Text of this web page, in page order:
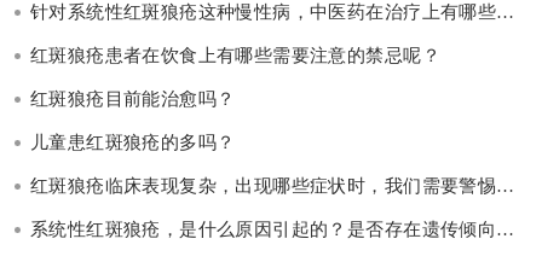
针对系统性红斑狼疮这种慢性病，中医药在治疗上有哪些独特的优势呢？
红斑狼疮患者在饮食上有哪些需要注意的禁忌呢？
红斑狼疮目前能治愈吗？
儿童患红斑狼疮的多吗？
红斑狼疮临床表现复杂，出现哪些症状时，我们需要警惕系统性红斑狼疮，及时就医检查呢？
系统性红斑狼疮，是什么原因引起的？是否存在遗传倾向呢？